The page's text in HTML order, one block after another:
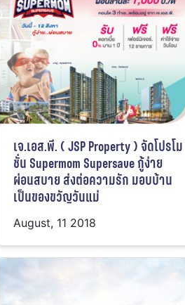
เจ.เอส.พี. ( JSP Property ) จัดโปรโม
ชั่น Supermom Supersave กู้ง่าย
ผ่อนสบาย ส่งต่อความรัก มอบบ้าน
เป็นของขวัญวันแม่
August, 11 2018